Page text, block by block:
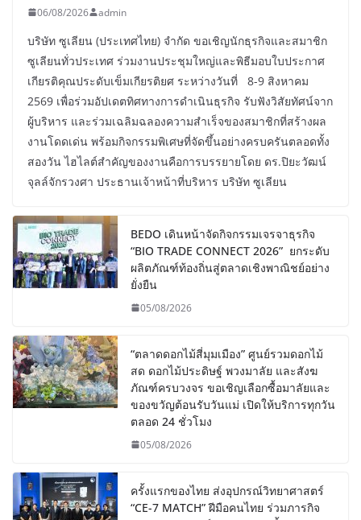
06/08/2026 admin
บริษัท ซูเลียน (ประเทศไทย) จำกัด ขอเชิญนักธุรกิจและสมาชิก
ซูเลียนทั่วประเทศ ร่วมงานประชุมใหญ่และพิธีมอบใบประกาศ
เกียรติคุณประดับเข็มเกียรติยศ ระหว่างวันที่ 8-9 สิงหาคม
2569 เพื่อร่วมอัปเดตทิศทางการดำเนินธุรกิจ รับฟังวิสัยทัศน์จาก
ผู้บริหาร และร่วมเฉลิมฉลองความสำเร็จของสมาชิกที่สร้างผล
งานโดดเด่น พร้อมกิจกรรมพิเศษที่จัดขึ้นอย่างครบครันตลอดทั้ง
สองวัน ไฮไลต์สำคัญของงานคือการบรรยายโดย ดร.ปิยะวัฒน์
จุลล์จักรวงศา ประธานเจ้าหน้าที่บริหาร บริษัท ซูเลียน
BEDO เดินหน้าจัดกิจกรรมเจรจาธุรกิจ
“BIO TRADE CONNECT 2026” ยกระดับ
ผลิตภัณฑ์ท้องถิ่นสู่ตลาดเชิงพาณิชย์อย่าง
ยั่งยืน
05/08/2026
“ตลาดดอกไม้สี่มุมเมือง” ศูนย์รวมดอกไม้
สด ดอกไม้ประดิษฐ์ พวงมาลัย และสังฆ
ภัณฑ์ครบวงจร ขอเชิญเลือกซื้อมาลัยและ
ของขวัญต้อนรับวันแม่ เปิดให้บริการทุกวัน
ตลอด 24 ชั่วโมง
05/08/2026
ครั้งแรกของไทย ส่งอุปกรณ์วิทยาศาสตร์
“CE-7 MATCH” ฝีมือคนไทย ร่วมภารกิจ